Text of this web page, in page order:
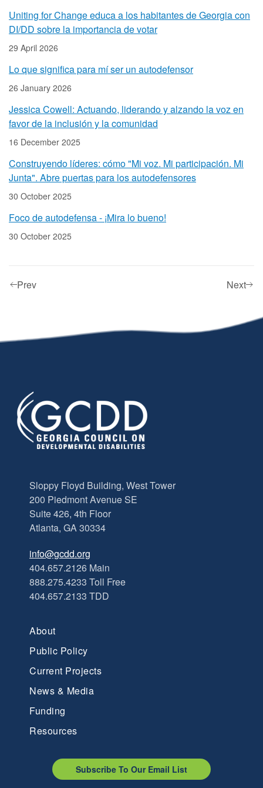
Uniting for Change educa a los habitantes de Georgia con
DI/DD sobre la importancia de votar
29 April 2026
Lo que significa para mí ser un autodefensor
26 January 2026
Jessica Cowell: Actuando, liderando y alzando la voz en
favor de la inclusión y la comunidad
16 December 2025
Construyendo líderes: cómo "Mi voz. Mi participación. Mi
Junta". Abre puertas para los autodefensores
30 October 2025
Foco de autodefensa - ¡Mira lo bueno!
30 October 2025
Prev Next
Sloppy Floyd Building, West Tower
200 Piedmont Avenue SE
Suite 426, 4th Floor
Atlanta, GA 30334
info@gcdd.org
404.657.2126 Main
888.275.4233 Toll Free
404.657.2133 TDD
About
Public Policy
Current Projects
News & Media
Funding
Resources
Subscribe To Our Email List